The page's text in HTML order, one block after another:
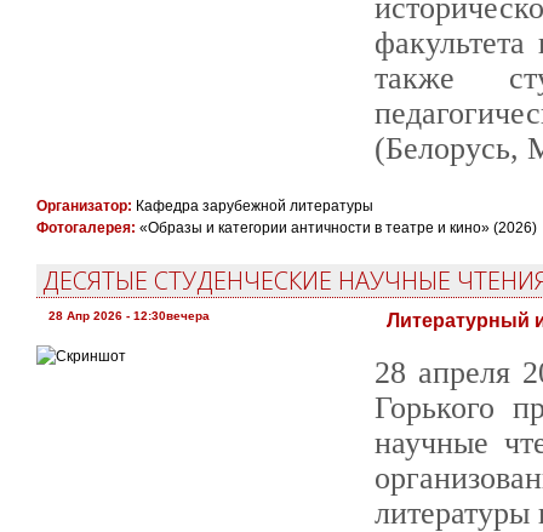
также
(Белорусь,
Организатор: Кафедра зарубежной литературы
Фотогалерея: «Образы и категории античности в театре и кино» (2026)
ДЕСЯТЫЕ СТУДЕНЧЕСКИЕ НАУЧНЫЕ
28 Апр 2026 - 12:30вечера Литературный
28 апреля
Горького
научные
литературы